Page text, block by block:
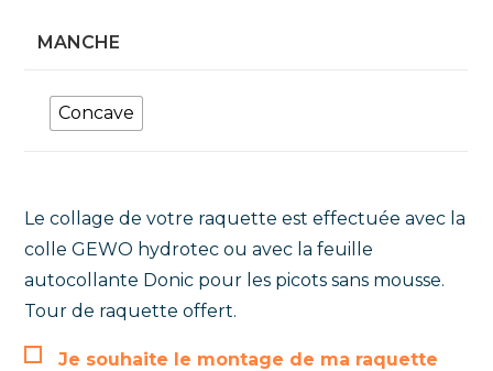
MANCHE
Concave
Le collage de votre raquette est effectuée avec la
colle GEWO hydrotec ou avec la feuille
autocollante Donic pour les picots sans mousse.
Tour de raquette offert.
Je souhaite le montage de ma raquette